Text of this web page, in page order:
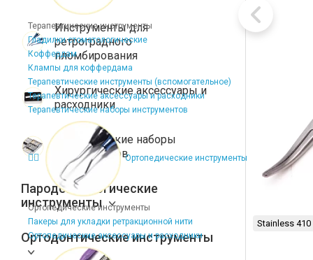
Терапевтические инструменты
Гладилки стоматологические
Коффердам
Клампы для коффердама
Терапевтические инструменты (вспомогательное)
Терапевтические аксессуары и расходники
Терапевтические наборы инструментов
Ортопедические инструменты
Ортопедические инструменты
Пакеры для укладки ретракционной нити
Ортопедические аксессуары и расходники
Инструменты для
ретроградного
пломбирования
Хирургические аксессуары и
расходники
Хирургические наборы
инструментов
Пародонтологические
инструменты
Ортодонтические инструменты
Stainless 410